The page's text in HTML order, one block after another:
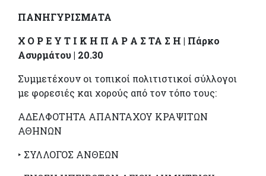
ΠΑΝΗΓΥΡΙΣΜΑΤΑ
Χ Ο Ρ Ε Υ Τ Ι Κ Η Π Α Ρ Α Σ ΤΑ Σ Η | Πάρκο
Ασυρμάτου | 20.30
Συμμετέχουν οι τοπικοί πολιτιστικοί σύλλογοι
με φορεσιές και χορούς από τον τόπο τους:
ΑΔΕΛΦΟΤΗΤΑ ΑΠΑΝΤΑΧΟΥ ΚΡΑΨΙΤΩΝ
ΑΘΗΝΩΝ
‣ ΣΥΛΛΟΓΟΣ ΑΝΘΕΩΝ